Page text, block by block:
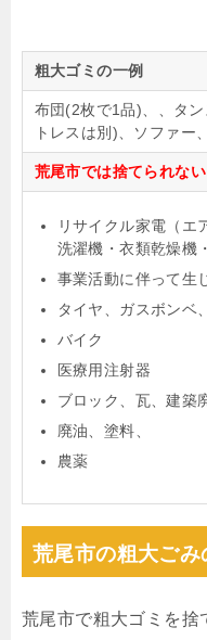
粗大ゴミの一例
布団(2枚で1品)、、タ
トレスは別)、ソファー
荒尾市では捨てられない
リサイクル家電（エ
洗濯機・衣類乾燥機
事業活動に伴って生
タイヤ、ガスボンベ
バイク
医療用注射器
ブロック、瓦、建築
廃油、塗料、
農薬
荒尾市の粗大ごみ
荒尾市で粗大ゴミを捨